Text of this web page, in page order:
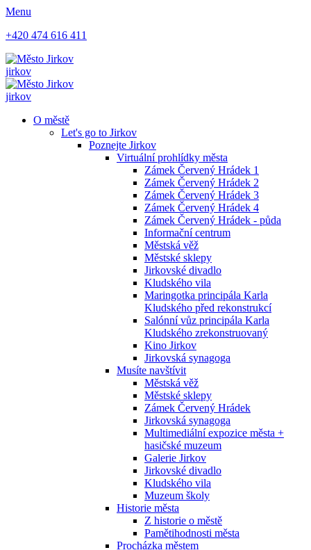
Menu
+420 474 616 411
jirkov
jirkov
O městě
Let's go to Jirkov
Poznejte Jirkov
Virtuální prohlídky města
Zámek Červený Hrádek 1
Zámek Červený Hrádek 2
Zámek Červený Hrádek 3
Zámek Červený Hrádek 4
Zámek Červený Hrádek - půda
Informační centrum
Městská věž
Městské sklepy
Jirkovské divadlo
Kludského vila
Maringotka principála Karla
Kludského před rekonstrukcí
Salónní vůz principála Karla
Kludského zrekonstruovaný
Kino Jirkov
Jirkovská synagoga
Musíte navštívit
Městská věž
Městské sklepy
Zámek Červený Hrádek
Jirkovská synagoga
Multimediální expozice města +
hasičské muzeum
Galerie Jirkov
Jirkovské divadlo
Kludského vila
Muzeum školy
Historie města
Z historie o městě
Pamětihodnosti města
Procházka městem